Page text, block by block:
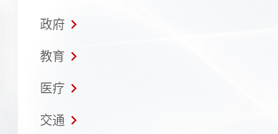
政府
教育
医疗
交通